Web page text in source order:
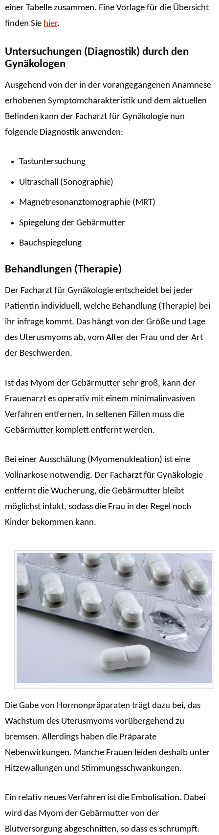
einer Tabelle zusammen. Eine Vorlage für die Übersicht
finden Sie hier.
Untersuchungen (Diagnostik) durch den
Gynäkologen
Ausgehend von der in der vorangegangenen Anamnese
erhobenen Symptomcharakteristik und dem aktuellen
Befinden kann der Facharzt für Gynäkologie nun
folgende Diagnostik anwenden:
Tastuntersuchung
Ultraschall (Sonographie)
Magnetresonanztomographie (MRT)
Spiegelung der Gebärmutter
Bauchspiegelung
Behandlungen (Therapie)
Der Facharzt für Gynäkologie entscheidet bei jeder
Patientin individuell, welche Behandlung (Therapie) bei
ihr infrage kommt. Das hängt von der Größe und Lage
des Uterusmyoms ab, vom Alter der Frau und der Art
der Beschwerden.
Ist das Myom der Gebärmutter sehr groß, kann der
Frauenarzt es operativ mit einem minimalinvasiven
Verfahren entfernen. In seltenen Fällen muss die
Gebärmutter komplett entfernt werden.
Bei einer Ausschälung (Myomenukleation) ist eine
Vollnarkose notwendig. Der Facharzt für Gynäkologie
entfernt die Wucherung, die Gebärmutter bleibt
möglichst intakt, sodass die Frau in der Regel noch
Kinder bekommen kann.
Die Gabe von Hormonpräparaten trägt dazu bei, das
Wachstum des Uterusmyoms vorübergehend zu
bremsen. Allerdings haben die Präparate
Nebenwirkungen. Manche Frauen leiden deshalb unter
Hitzewallungen und Stimmungsschwankungen.
Ein relativ neues Verfahren ist die Embolisation. Dabei
wird das Myom der Gebärmutter von der
Blutversorgung abgeschnitten, so dass es schrumpft.